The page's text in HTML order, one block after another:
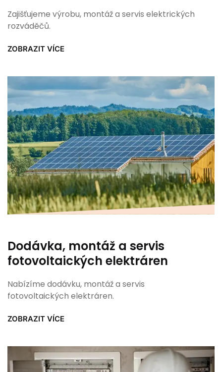
Zajišťujeme výrobu, montáž a servis elektrických
rozváděčů.
ZOBRAZIT VÍCE
Dodávka, montáž a servis
fotovoltaických elektráren
Nabízíme dodávku, montáž a servis
fotovoltaických elektráren.
ZOBRAZIT VÍCE